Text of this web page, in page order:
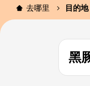
去哪里 目的地
黑